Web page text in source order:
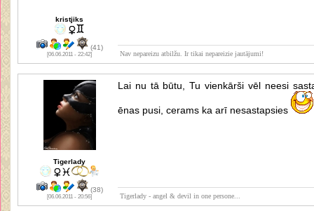
kristjiks
(41)
[06.06.2011 - 22:42] Nav nepareizu atbilžu. Ir tikai nepareizie jautājumi!
Tigerlady
(38)
[06.06.2011 - 20:56]
Lai nu tā būtu, Tu vienkārši vēl neesi
ēnas pusi, cerams ka arī nesastapsies
Tigerlady - angel & devil in one persone...